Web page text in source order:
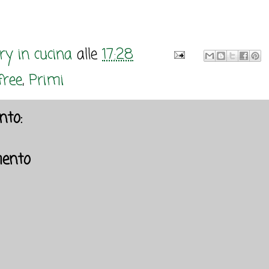
in cucina alle 17:28
, Primi